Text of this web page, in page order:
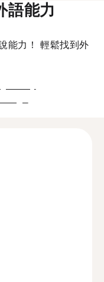
語能力
能力！ 輕鬆找到外